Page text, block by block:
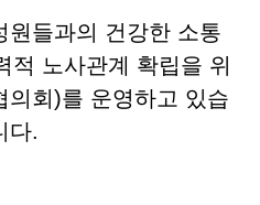
원들과의 건강한 소통
적 노사관계 확립을 위
의회)를 운영하고 있습
다.